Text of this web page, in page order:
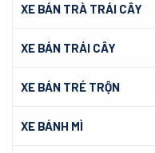
XE BÁN TRÀ TRÁI CÂY
XE BÁN TRÁI CÂY
XE BÁN TRÉ TRỘN
XE BÁNH MÌ